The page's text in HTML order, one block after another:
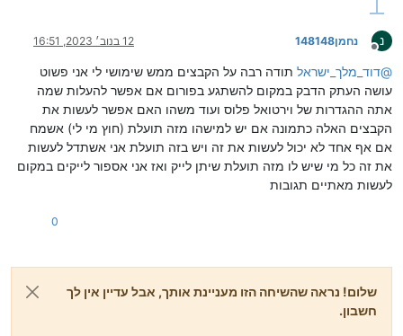
נ
מנותק
נחמן148148 12 בנוב׳ 2023, 16:51
@דוד_מלך_ישראל תודה רבה על הקבצים ממש שימושי לי אני פשוט
עושה העתק הדבק במקום להשתגע בפורום אם אפשר להעלות שמה
אתה ההגדרות של וירטואל פלוס ועוד משהו האם אפשר לעשות את
הקבצים האלה כתמונה אם יש למישהו מזה תועלת (חוץ מי לי) אשמח
אם אף אחד לא יכול לעשות את זה ויש בזה תועלת אני אשתדל לעשות
את זה כל מי שיש לו מזה תועלת שיתן לייק ואז אני אספור לייקים במקום
לעשות מאתיים תגובות
0
שלום! נראה שהשיחה הזו מעניינת אותך, אבל עדיין אין לך
חשבון.